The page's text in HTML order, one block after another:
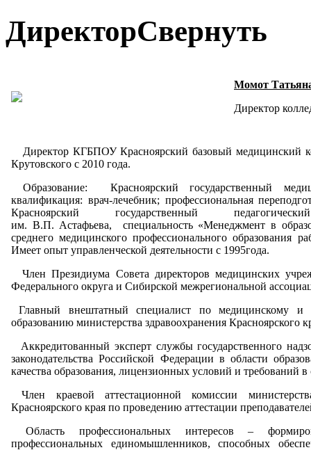
ДиректорСвернуть
Момот
Директор
Директор КГБПОУ Красноярский базовый медицинский
Крутовского с 2010 года.
Образование: Красноярский государственный
квалификация: врач-лечебник; профессиональная
Красноярский государственный
им. В.П. Астафьева, специальность «Менеджмент в
среднего медицинского профессионального образования
Имеет опыт управленческой деятельности с 1995года.
Член Президиума Совета директоров медицинских
Федерального округа и Сибирской межрегиональной
Главный внештатный специалист по медицинскому и
образованию министерства здравоохранения Красноярского
Аккредитованный эксперт службы государственного
законодательства Российской Федерации в области
качества образования, лицензионных условий и требований в
Член краевой аттестационной комиссии
Красноярского края по проведению аттестации
Область профессиональных интересов –
профессиональных единомышленников, способных